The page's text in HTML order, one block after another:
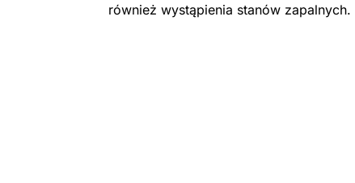
również wystąpienia stanów zapalnych.